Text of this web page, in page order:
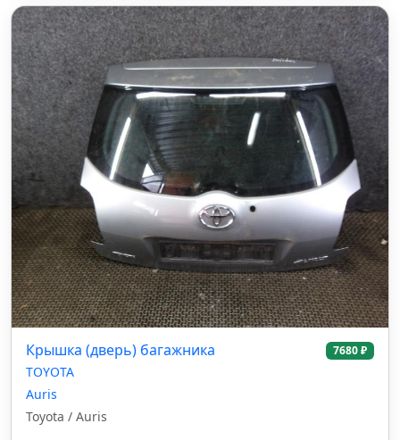
Крышка (дверь) багажника 7680 ₽
TOYOTA
Auris
Toyota / Auris